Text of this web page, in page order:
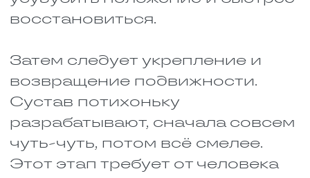
важно не пересаливать
спровоцировать отёки,
которые в таких условиях
особенно нежелательны.
Острые специи и пряности
лучше временно убрать из
меню. Они могут
раздражать пищеварение и
создавать дополнительную